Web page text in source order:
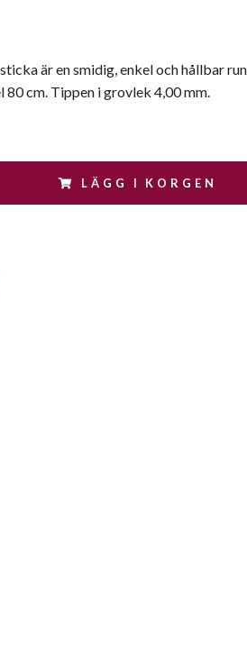
är en smidig, enkel och hållbar
80 cm. Tippen i grovlek 4,00 mm.
LÄGG I KORGEN